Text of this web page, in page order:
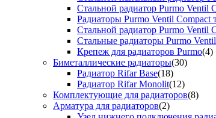
Стальной радиатор Purmo Ventil
Радиаторы Purmo Ventil Compact
Стальной радиатор Purmo Ventil
Стальные радиаторы Purmo
Крепеж для радиаторов Purmo(4)
Биметаллические радиаторы(30)
Радиатор Rifar Base(18)
Радиатор Rifar Monolit(12)
Комплектующие для радиаторов(8)
Арматура для радиаторов(2)